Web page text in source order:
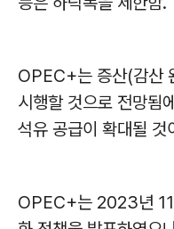
OPEC+는 증산(감산
시행할 것으로 전망됨
석유 공급이 확대될
OPEC+는 2023년